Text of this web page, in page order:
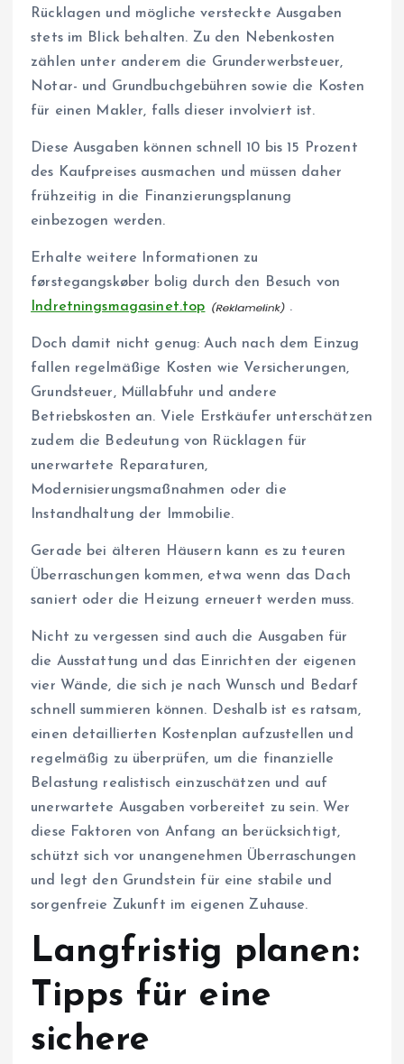
Rücklagen und mögliche versteckte Ausgaben
stets im Blick behalten. Zu den Nebenkosten
zählen unter anderem die Grunderwerbsteuer,
Notar- und Grundbuchgebühren sowie die Kosten
für einen Makler, falls dieser involviert ist.
Diese Ausgaben können schnell 10 bis 15 Prozent
des Kaufpreises ausmachen und müssen daher
frühzeitig in die Finanzierungsplanung
einbezogen werden.
Erhalte weitere Informationen zu
førstegangskøber bolig durch den Besuch von
Indretningsmagasinet.top
.
Doch damit nicht genug: Auch nach dem Einzug
fallen regelmäßige Kosten wie Versicherungen,
Grundsteuer, Müllabfuhr und andere
Betriebskosten an. Viele Erstkäufer unterschätzen
zudem die Bedeutung von Rücklagen für
unerwartete Reparaturen,
Modernisierungsmaßnahmen oder die
Instandhaltung der Immobilie.
Gerade bei älteren Häusern kann es zu teuren
Überraschungen kommen, etwa wenn das Dach
saniert oder die Heizung erneuert werden muss.
Nicht zu vergessen sind auch die Ausgaben für
die Ausstattung und das Einrichten der eigenen
vier Wände, die sich je nach Wunsch und Bedarf
schnell summieren können. Deshalb ist es ratsam,
einen detaillierten Kostenplan aufzustellen und
regelmäßig zu überprüfen, um die finanzielle
Belastung realistisch einzuschätzen und auf
unerwartete Ausgaben vorbereitet zu sein. Wer
diese Faktoren von Anfang an berücksichtigt,
schützt sich vor unangenehmen Überraschungen
und legt den Grundstein für eine stabile und
sorgenfreie Zukunft im eigenen Zuhause.
Langfristig planen:
Tipps für eine
sichere